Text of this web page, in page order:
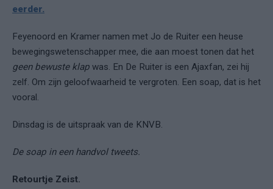
eerder.
Feyenoord en Kramer namen met Jo de Ruiter een heuse
bewegingswetenschapper mee, die aan moest tonen dat het
geen bewuste klap was. En De Ruiter is een Ajaxfan, zei hij
zelf. Om zijn geloofwaarheid te vergroten. Een soap, dat is het
vooral.
Dinsdag is de uitspraak van de KNVB.
De soap in een handvol tweets.
Retourtje Zeist.